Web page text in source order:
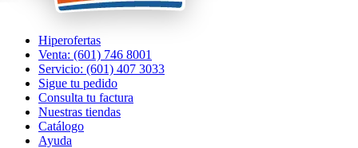
Hiperofertas
Venta: (601) 746 8001
Servicio: (601) 407 3033
Sigue tu pedido
Consulta tu factura
Nuestras tiendas
Catálogo
Ayuda